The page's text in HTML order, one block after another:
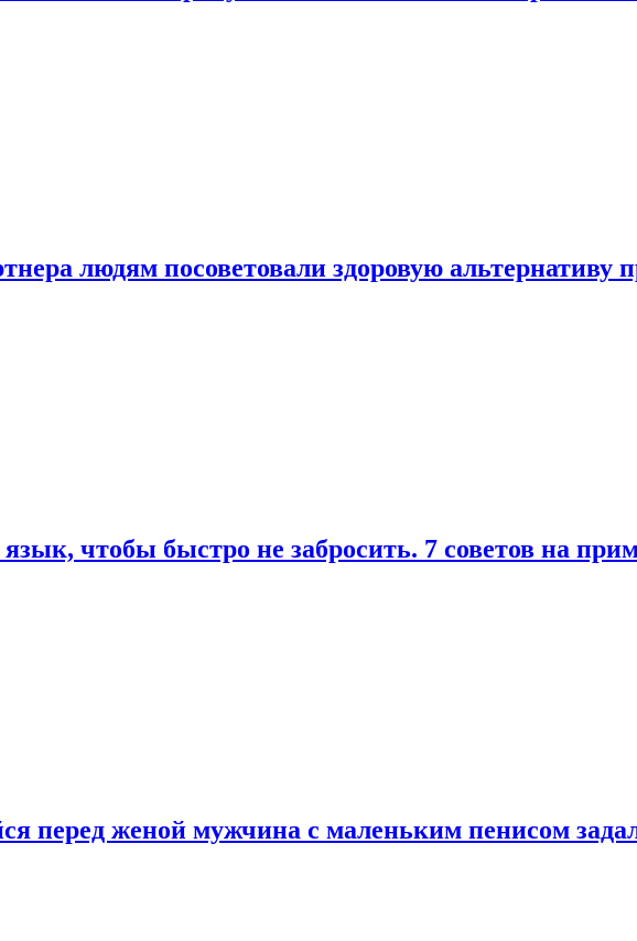
людям посоветовали здоровую альтернативу
чтобы быстро не забросить. 7 советов на
перед женой мужчина с маленьким пенисом